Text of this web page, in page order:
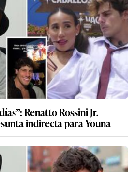
Renatto Rossini Jr.
indirecta para Youna